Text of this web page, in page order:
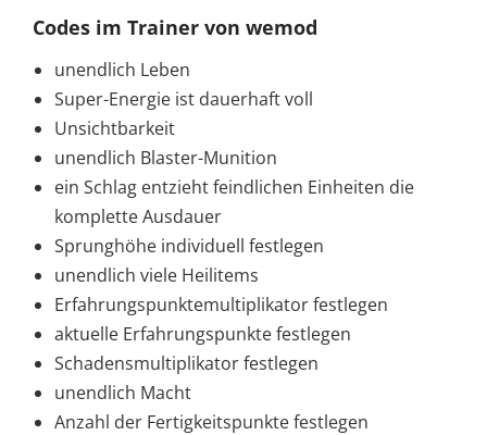
Codes im Trainer von wemod
unendlich Leben
Super-Energie ist dauerhaft voll
Unsichtbarkeit
unendlich Blaster-Munition
ein Schlag entzieht feindlichen Einheiten die
komplette Ausdauer
Sprunghöhe individuell festlegen
unendlich viele Heilitems
Erfahrungspunktemultiplikator festlegen
aktuelle Erfahrungspunkte festlegen
Schadensmultiplikator festlegen
unendlich Macht
Anzahl der Fertigkeitspunkte festlegen